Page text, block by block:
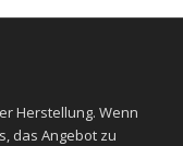
Herstellung. Wenn
das Angebot zu